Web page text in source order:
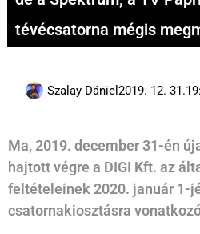
tévécsatorna mégis
Szalay Dániel 2019. 12. 31.
Ma, 2019. december 31-én
hajtott végre a DIGI Kft. az
feltételeinek 2020. január 1-
csatornakiosztásra